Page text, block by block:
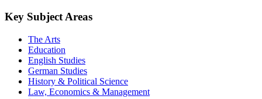
Key Subject Areas
The Arts
Education
English Studies
German Studies
History & Political Science
Law, Economics & Management